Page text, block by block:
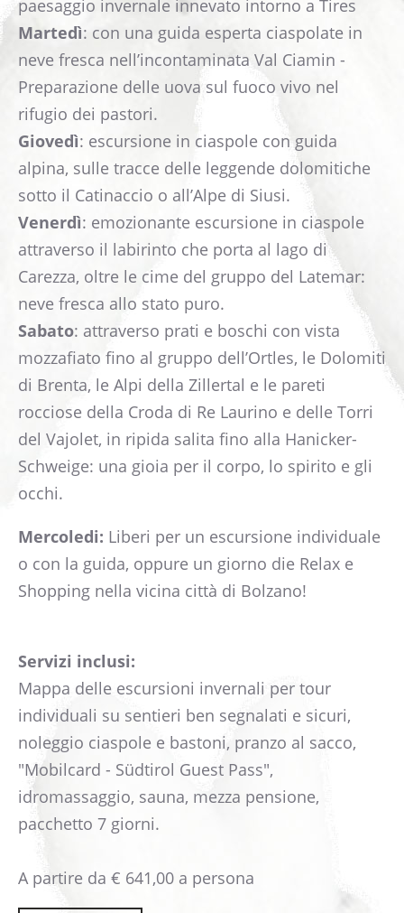
paesaggio invernale innevato intorno a Tires
Martedì: con una guida esperta ciaspolate in
neve fresca nell’incontaminata Val Ciamin -
Preparazione delle uova sul fuoco vivo nel
rifugio dei pastori.
Giovedì: escursione in ciaspole con guida
alpina, sulle tracce delle leggende dolomitiche
sotto il Catinaccio o all’Alpe di Siusi.
Venerdì: emozionante escursione in ciaspole
attraverso il labirinto che porta al lago di
Carezza, oltre le cime del gruppo del Latemar:
neve fresca allo stato puro.
Sabato: attraverso prati e boschi con vista
mozzafiato fino al gruppo dell’Ortles, le Dolomiti
di Brenta, le Alpi della Zillertal e le pareti
rocciose della Croda di Re Laurino e delle Torri
del Vajolet, in ripida salita fino alla Hanicker-
Schweige: una gioia per il corpo, lo spirito e gli
occhi.
Mercoledi: Liberi per un escursione individuale
o con la guida, oppure un giorno die Relax e
Shopping nella vicina città di Bolzano!
Servizi inclusi:
Mappa delle escursioni invernali per tour
individuali su sentieri ben segnalati e sicuri,
noleggio ciaspole e bastoni, pranzo al sacco,
"Mobilcard - Südtirol Guest Pass",
idromassaggio, sauna, mezza pensione,
pacchetto 7 giorni.
A partire da € 641,00 a persona